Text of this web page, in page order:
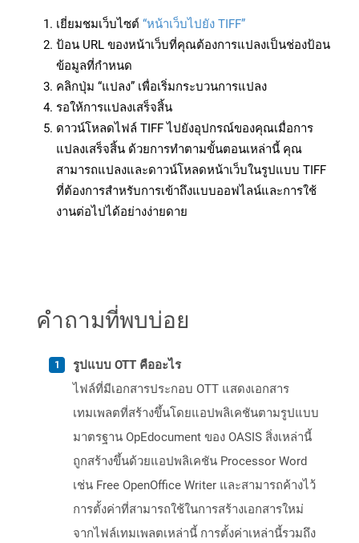
เยี่ยมชมเว็บไซต์ “หน้าเว็บไปยัง TIFF”
ป้อน URL ของหน้าเว็บที่คุณต้องการแปลงเป็นช่องป้อน
ข้อมูลที่กำหนด
คลิกปุ่ม “แปลง” เพื่อเริ่มกระบวนการแปลง
รอให้การแปลงเสร็จสิ้น
ดาวน์โหลดไฟล์ TIFF ไปยังอุปกรณ์ของคุณเมื่อการ
แปลงเสร็จสิ้น ด้วยการทำตามขั้นตอนเหล่านี้ คุณ
สามารถแปลงและดาวน์โหลดหน้าเว็บในรูปแบบ TIFF
ที่ต้องการสำหรับการเข้าถึงแบบออฟไลน์และการใช้
งานต่อไปได้อย่างง่ายดาย
คำถามที่พบบ่อย
รูปแบบ OTT คืออะไร
ไฟล์ที่มีเอกสารประกอบ OTT แสดงเอกสาร
เทมเพลตที่สร้างขึ้นโดยแอปพลิเคชันตามรูปแบบ
มาตรฐาน OpEdocument ของ OASIS สิ่งเหล่านี้
ถูกสร้างขึ้นด้วยแอปพลิเคชัน Processor Word
เช่น Free OpenOffice Writer และสามารถค้างไว้
การตั้งค่าที่สามารถใช้ในการสร้างเอกสารใหม่
จากไฟล์เทมเพลตเหล่านี้ การตั้งค่าเหล่านี้รวมถึง